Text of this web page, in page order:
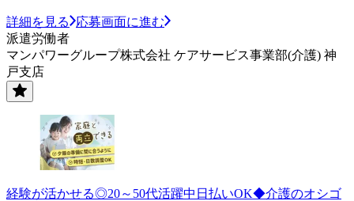
詳細を見る
応募画面に進む
派遣労働者
マンパワーグループ株式会社 ケアサービス事業部(介護) 神
戸支店
経験が活かせる◎20～50代活躍中日払いOK◆介護のオシゴ